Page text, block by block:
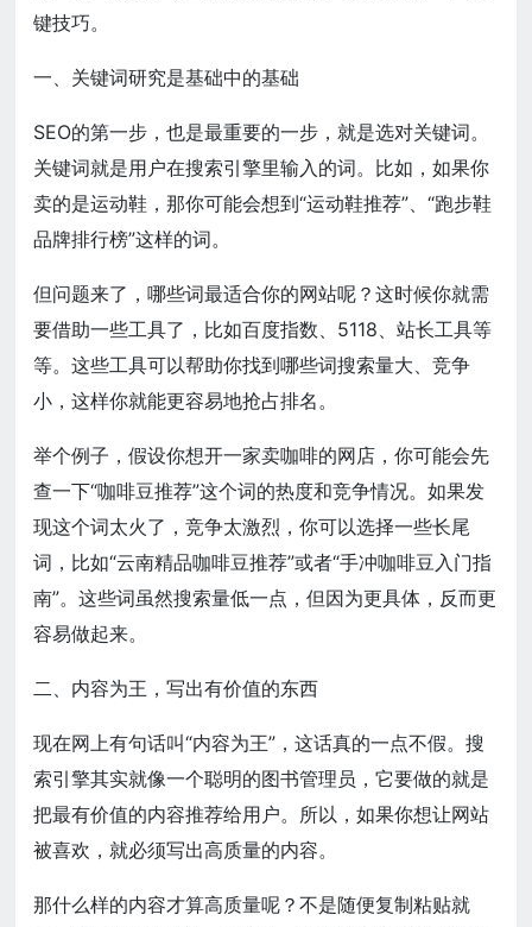
键技巧。
一、关键词研究是基础中的基础
SEO的第一步，也是最重要的一步，就是选对关键词。
关键词就是用户在搜索引擎里输入的词。比如，如果你
卖的是运动鞋，那你可能会想到“运动鞋推荐”、“跑步鞋
品牌排行榜”这样的词。
但问题来了，哪些词最适合你的网站呢？这时候你就需
要借助一些工具了，比如百度指数、5118、站长工具等
等。这些工具可以帮助你找到哪些词搜索量大、竞争
小，这样你就能更容易地抢占排名。
举个例子，假设你想开一家卖咖啡的网店，你可能会先
查一下“咖啡豆推荐”这个词的热度和竞争情况。如果发
现这个词太火了，竞争太激烈，你可以选择一些长尾
词，比如“云南精品咖啡豆推荐”或者“手冲咖啡豆入门指
南”。这些词虽然搜索量低一点，但因为更具体，反而更
容易做起来。
二、内容为王，写出有价值的东西
现在网上有句话叫“内容为王”，这话真的一点不假。搜
索引擎其实就像一个聪明的图书管理员，它要做的就是
把最有价值的内容推荐给用户。所以，如果你想让网站
被喜欢，就必须写出高质量的内容。
那什么样的内容才算高质量呢？不是随便复制粘贴就